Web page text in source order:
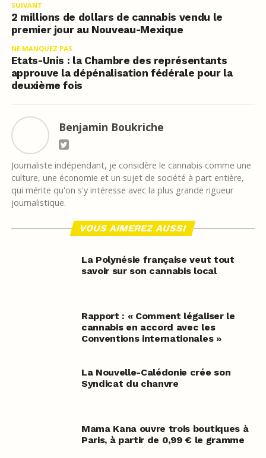
SUIVANT
2 millions de dollars de cannabis vendu le
premier jour au Nouveau-Mexique
NE MANQUEZ PAS
Etats-Unis : la Chambre des représentants
approuve la dépénalisation fédérale pour la
deuxième fois
Benjamin Boukriche
Journaliste indépendant, je considère le cannabis comme une
culture, une économie et un sujet de société à part entière,
qui mérite qu'on s'y intéresse avec la plus grande rigueur
journalistique.
VOUS AIMEREZ AUSSI
La Polynésie française veut tout
savoir sur son cannabis local
Rapport : « Comment légaliser le
cannabis en accord avec les
Conventions internationales »
La Nouvelle-Calédonie crée son
Syndicat du chanvre
Mama Kana ouvre trois boutiques à
Paris, à partir de 0,99 € le gramme